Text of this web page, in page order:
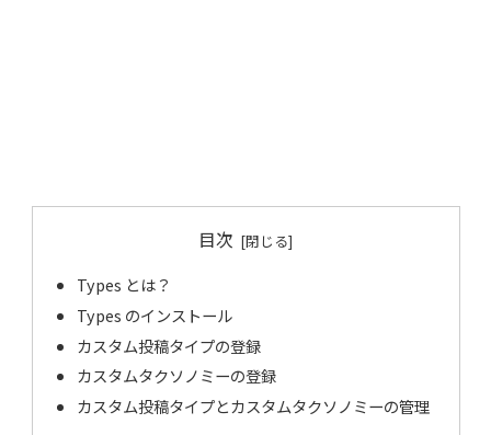
目次
Types とは？
Types のインストール
カスタム投稿タイプの登録
カスタムタクソノミーの登録
カスタム投稿タイプとカスタムタクソノミーの管理